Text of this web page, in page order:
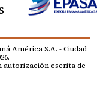
América S.A. - Ciudad
escrita de